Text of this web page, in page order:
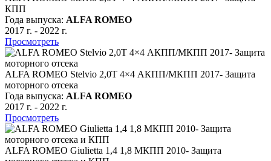
КПП
Года выпуска: ALFA ROMEO
2017 г. - 2022 г.
Просмотреть
ALFA ROMEO Stelvio 2,0Т 4×4 АКПП/МКПП 2017- Защита
моторного отсека
Года выпуска: ALFA ROMEO
2017 г. - 2022 г.
Просмотреть
ALFA ROMEO Giulietta 1,4 1,8 МКПП 2010- Защита